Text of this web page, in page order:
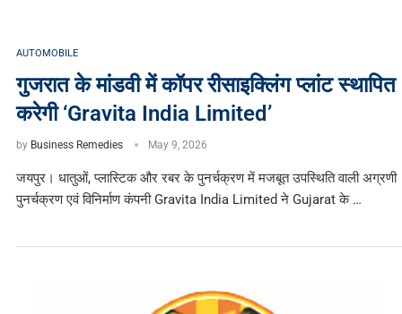
AUTOMOBILE
गुजरात के मांडवी में कॉपर रीसाइक्लिंग प्लांट स्थापित
करेगी ‘Gravita India Limited’
by Business Remedies May 9, 2026
जयपुर। धातुओं, प्लास्टिक और रबर के पुनर्चक्रण में मजबूत उपस्थिति वाली अग्रणी
पुनर्चक्रण एवं विनिर्माण कंपनी Gravita India Limited ने Gujarat के …